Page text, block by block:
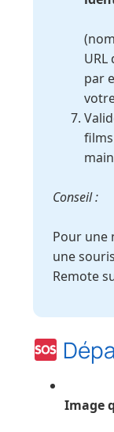
URL
par
Conseil :
Pour une
une
Remote
Image